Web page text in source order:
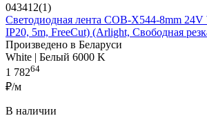
043412(1)
Светодиодная лента COB-X544-8mm 24V
IP20, 5m, FreeCut) (Arlight, Свободная
Произведено в Беларуси
White | Белый 6000 K
1 78264
₽/м
В наличии